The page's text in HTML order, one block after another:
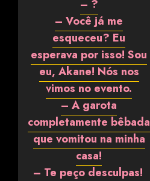
– ?
– Você já me
esqueceu? Eu
esperava por isso! Sou
eu, Akane! Nós nos
vimos no evento.
– A garota
completamente bêbada
que vomitou na minha
casa!
– Te peço desculpas!